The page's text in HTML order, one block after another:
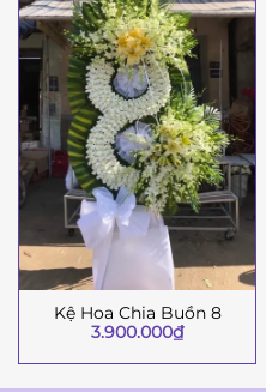
Kệ Hoa Chia Buồn 8
3.900.000₫